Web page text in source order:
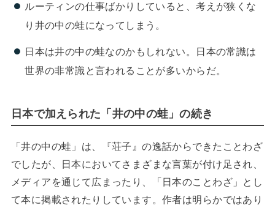
ルーティンの仕事ばかりしていると、考えが狭くな
り井の中の蛙になってしまう。
日本は井の中の蛙なのかもしれない。日本の常識は
世界の非常識と言われることが多いからだ。
日本で加えられた「井の中の蛙」の続き
「井の中の蛙」は、『荘子』の逸話からできたことわざ
でしたが、日本においてさまざまな言葉が付け足され、
メディアを通じて広まったり、「日本のことわざ」とし
て本に掲載されたりしています。作者は明らかではあり